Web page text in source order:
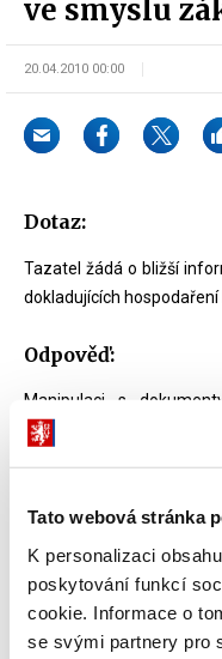
Tato webová stránka
K personalizaci
poskytování funkcí
cookie. Informace o
se svými partnery pro
ve smyslu
20.04.2010 00:00
Dotaz:
Tazatel žádá o bližší
dokladujících
Odpověď:
Manipulaci s
pravidlech spisové
Skartační plán FNM ČR,